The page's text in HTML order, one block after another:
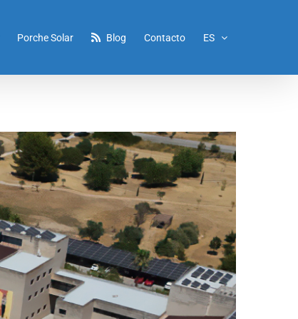
Porche Solar Blog Contacto ES
Inicio Etiqueta:Parking Solar